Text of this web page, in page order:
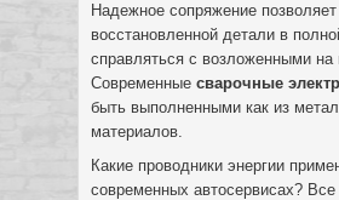
Надежное сопряжение позволяет
восстановленной детали в
справляться с возложенными на
Современные сварочные
быть выполненными как из
материалов.
Какие проводники энергии
современных автосервисах?